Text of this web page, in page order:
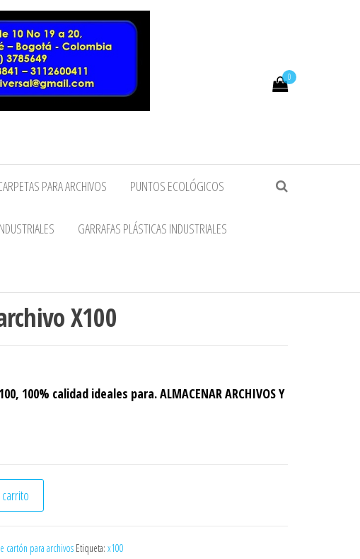
0
PARA ARCHIVOS PUNTOS ECOLÓGICOS
GARRAFAS PLÁSTICAS INDUSTRIALES
X100
100% calidad ideales para.ALMACENAR ARCHIVOS Y
cantidad
cartón para archivos Etiqueta: x100